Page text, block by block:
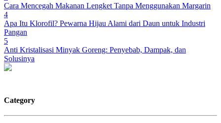
Cara Mencegah Makanan Lengket Tanpa Menggunakan Margarin
4
Apa Itu Klorofil? Pewarna Hijau Alami dari Daun untuk Industri
Pangan
5
Anti Kristalisasi Minyak Goreng: Penyebab, Dampak, dan
Solusinya
Category